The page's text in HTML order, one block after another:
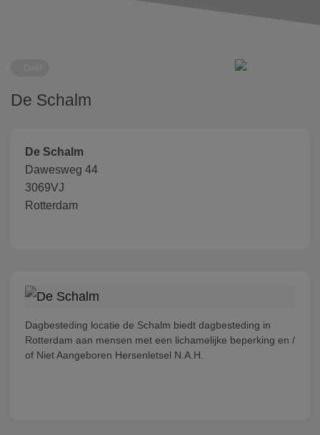
De Schalm
De Schalm
Dawesweg 44
3069VJ
Rotterdam
Dagbesteding locatie de Schalm biedt dagbesteding in
Rotterdam aan mensen met een lichamelijke beperking en /
of Niet Aangeboren Hersenletsel N.A.H.